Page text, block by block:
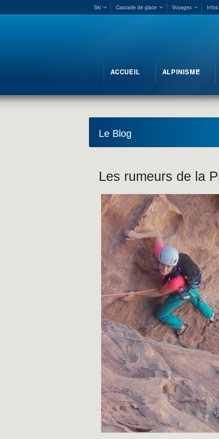
Ski Cascade de glace Voyages Infos
ACCUEIL ALPINISME
Le Blog
Les rumeurs de la